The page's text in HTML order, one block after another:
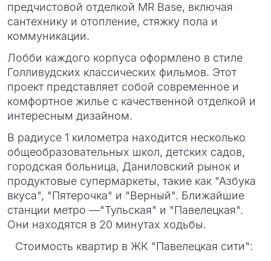
предчистовой отделкой MR Base, включая
сантехнику и отопление, стяжку пола и
коммуникации.
Лобби каждого корпуса оформлено в стиле
Голливудских классических фильмов. Этот
проект представляет собой современное и
комфортное жилье с качественной отделкой и
интересным дизайном.
В радиусе 1 километра находится несколько
общеобразовательных школ, детских садов,
городская больница, Даниловский рынок и
продуктовые супермаркеты, такие как "Азбука
вкуса", "Пятерочка" и "Верный". Ближайшие
станции метро —"Тульская" и "Павелецкая".
Они находятся в 20 минутах ходьбы.
Стоимость квартир в ЖК "Павелецкая сити":